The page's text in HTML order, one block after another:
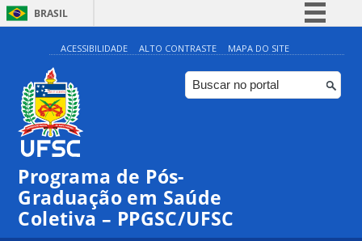
BRASIL
Simplifique!
Comunica BR
Participe
ACESSIBILIDADE ALTO CONTRASTE MAPA DO SITE
Programa de Pós-
Graduação em Saúde
Coletiva – PPGSC/UFSC